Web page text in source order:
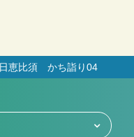
恵比須 かち詣り04